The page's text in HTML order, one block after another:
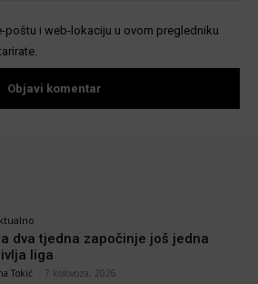
poštu i web-lokaciju u ovom pregledniku
dva tjedna započinje još jedna
liga
Tokić 7 kolovoza, 2026